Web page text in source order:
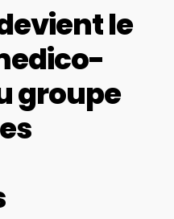
le
groupe